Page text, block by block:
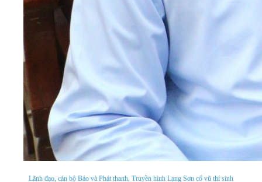
Lãnh đạo, cán bộ Báo và Phát thanh, Truyền hình Lạng Sơn cổ vũ thí sinh